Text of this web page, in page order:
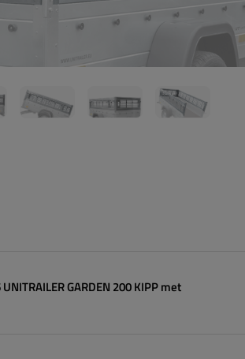
GARDEN 200 KIPP met